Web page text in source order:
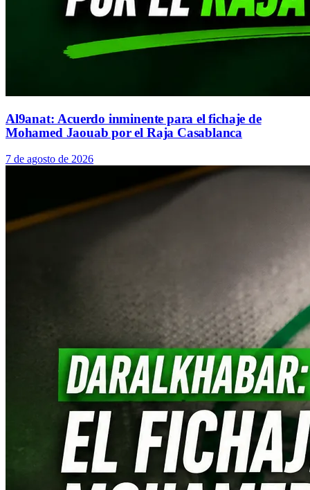
Al9anat: Acuerdo inminente para el fichaje de
Mohamed Jaouab por el Raja Casablanca
7 de agosto de 2026